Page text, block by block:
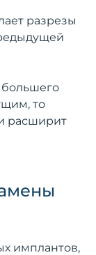
разрезы
то
расширит
имплантов,